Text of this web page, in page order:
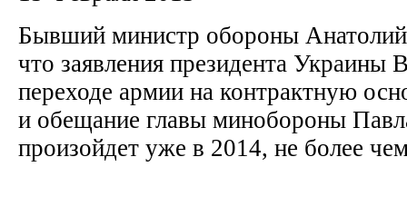
Бывший министр обороны Анатолий
что заявления президента Украины
переходе армии на контрактную
и обещание главы минобороны
произойдет уже в 2014, не более